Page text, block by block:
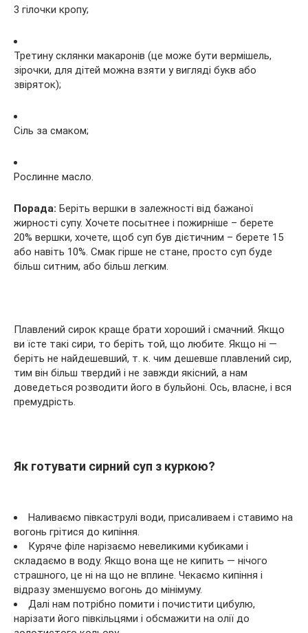
3 гілочки кропу;
Третину склянки макаронів (це може бути вермішель,
зірочки, для дітей можна взяти у вигляді букв або
звіряток);
Сіль за смаком;
Рослинне масло.
Порада: Беріть вершки в залежності від бажаної
жирності супу. Хочете посытнее і пожирніше – берете
20% вершки, хочете, щоб суп був дієтичним – берете 15
або навіть 10%. Смак гірше не стане, просто суп буде
більш ситним, або більш легким.
Плавлений сирок краще брати хороший і смачний. Якщо
ви їсте такі сири, то беріть той, що любите. Якщо ні —
беріть не найдешевший, т. к. чим дешевше плавлений сир,
тим він більш твердий і не завжди якісний, а нам
доведеться розводити його в бульйоні. Ось, власне, і вся
премудрість.
Як готувати сирний суп з куркою?
Наливаємо півкаструлі води, присаливаем і ставимо на
вогонь грітися до кипіння.
Куряче філе нарізаємо невеликими кубиками і
складаємо в воду. Якщо вона ще не кипить — нічого
страшного, це ні на що не вплине. Чекаємо кипіння і
відразу зменшуємо вогонь до мінімуму.
Далі нам потрібно помити і почистити цибулю,
нарізати його півкільцями і обсмажити на олії до